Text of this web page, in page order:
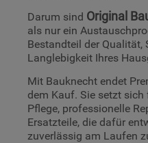
Darum sind Original
als nur ein
Bestandteil der Qualität,
Langlebigkeit Ihres
Mit Bauknecht endet
dem Kauf. Sie setzt
Pflege, professionelle
Ersatzteile, die dafür
zuverlässig am Laufen